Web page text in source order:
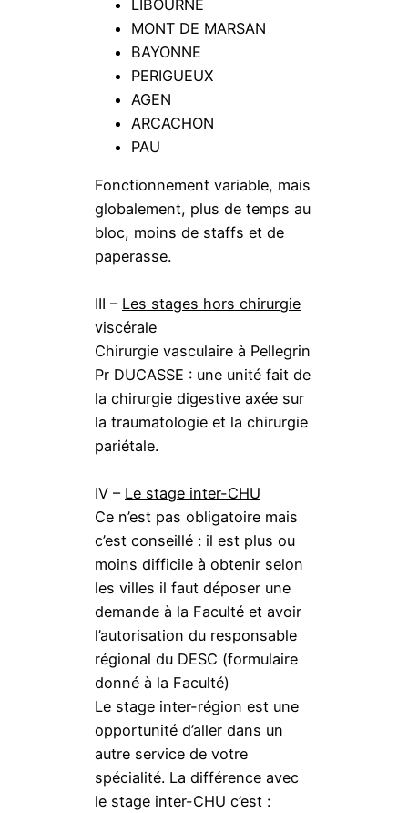
LIBOURNE
MONT DE MARSAN
BAYONNE
PERIGUEUX
AGEN
ARCACHON
PAU
Fonctionnement variable, mais
globalement, plus de temps au
bloc, moins de staffs et de
paperasse.
III – Les stages hors chirurgie
viscérale
Chirurgie vasculaire à Pellegrin
Pr DUCASSE : une unité fait de
la chirurgie digestive axée sur
la traumatologie et la chirurgie
pariétale.
IV – Le stage inter-CHU
Ce n’est pas obligatoire mais
c’est conseillé : il est plus ou
moins difficile à obtenir selon
les villes il faut déposer une
demande à la Faculté et avoir
l’autorisation du responsable
régional du DESC (formulaire
donné à la Faculté)
Le stage inter-région est une
opportunité d’aller dans un
autre service de votre
spécialité. La différence avec
le stage inter-CHU c’est :